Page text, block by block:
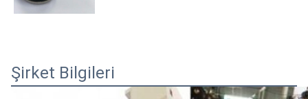
Şirket Bilgileri